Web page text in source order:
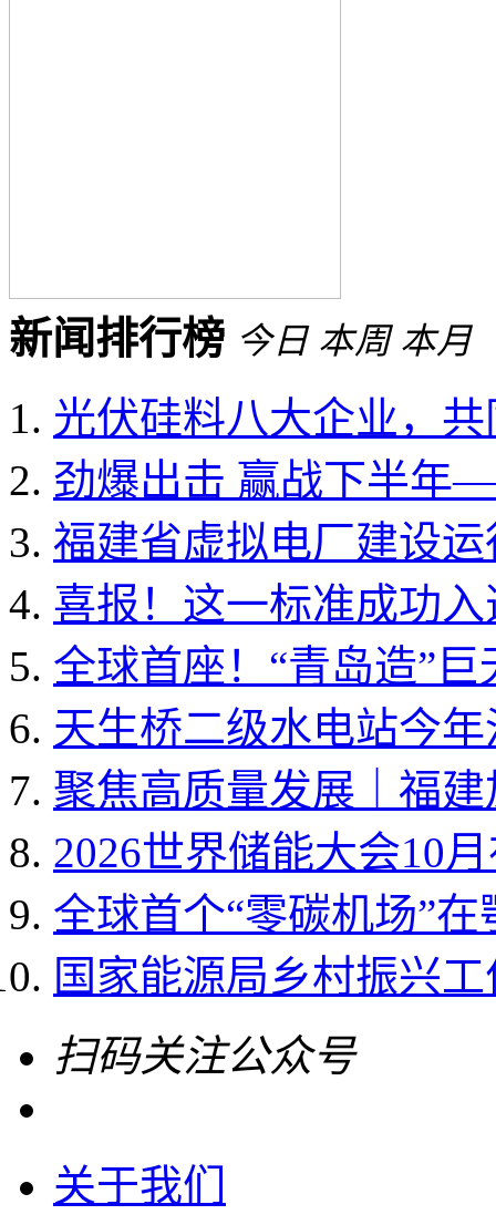
新闻排行榜 今日 本周 本月
光伏硅料八大企业，
劲爆出击 赢战下半年
福建省虚拟电厂建设
喜报！这一标准成功
全球首座！“青岛造”
天生桥二级水电站今
聚焦高质量发展｜福
2026世界储能大会10
全球首个“零碳机场”
国家能源局乡村振兴
扫码关注公众号
关于我们